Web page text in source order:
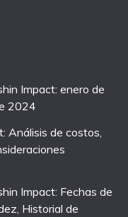
Impact: enero de
2024
Análisis de costos,
Impact: Fechas de
Historial de